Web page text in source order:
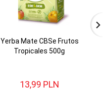
Yerba Mate CBSe Frutos
Tropicales 500g
13,99 PLN